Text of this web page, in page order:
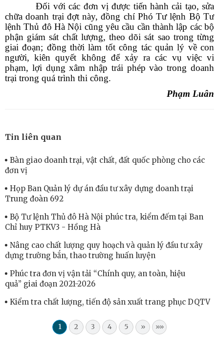
Đối với các đơn vị được tiến hành cải tạo, sửa
chữa doanh trại đợt này, đồng chí Phó Tư lệnh Bộ Tư
lệnh Thủ đô Hà Nội cũng yêu cầu cần thành lập các bộ
phận giám sát chất lượng, theo dõi sát sao trong từng
giai đoạn; đồng thời làm tốt công tác quản lý về con
người, kiên quyết không để xảy ra các vụ việc vi
phạm, lợi dụng xâm nhập trái phép vào trong doanh
trại trong quá trình thi công.
Phạm Luân
Tin liên quan
Bàn giao doanh trại, vật chất, đất quốc phòng cho các
đơn vị
Họp Ban Quản lý dự án đầu tư xây dựng doanh trại
Trung đoàn 692
Bộ Tư lệnh Thủ đô Hà Nội phúc tra, kiểm đếm tại Ban
Chỉ huy PTKV3 - Hồng Hà
Nâng cao chất lượng quy hoạch và quản lý đầu tư xây
dựng trường bắn, thao trường huấn luyện
Phúc tra đơn vị vận tải “Chính quy, an toàn, hiệu
quả” giai đoạn 2021-2026
Kiểm tra chất lượng, tiến độ sản xuất trang phục DQTV
1 2 3 4 5 » »»